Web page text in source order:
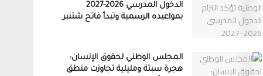
الدخول المدرسي 2026-2027
بمواعيده الرسمية وتبدأ فاتح شتنبر
المجلس الوطني لحقوق الإنسان:
هجرة سبتة ومليلية تجاوزت منطق